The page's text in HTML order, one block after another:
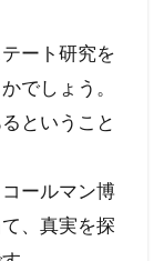
ート研究を
でしょう。
ということ
ールマン博
、真実を探
言論の自由
被害相談
風邪
高血圧